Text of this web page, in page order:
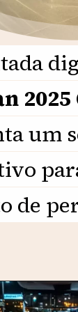
um
de
um
de